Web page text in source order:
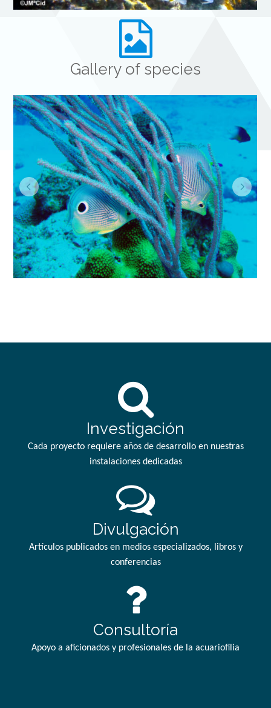
Gallery of species
Investigación
Cada proyecto requiere años de desarrollo en nuestras
instalaciones dedicadas
Divulgación
Artículos publicados en medios especializados, libros y
conferencias
Consultoría
Apoyo a aficionados y profesionales de la acuariofilia